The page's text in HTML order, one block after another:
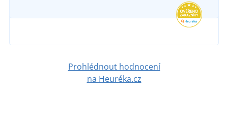
1 181 Kč
Prohlédnout hodnocení
na Heuréka.cz